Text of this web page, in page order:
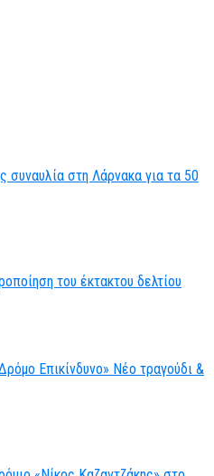
στη Λάρνακα για τα 50
του έκτακτου δελτίου
Επικίνδυνο» Νέο τραγούδι &